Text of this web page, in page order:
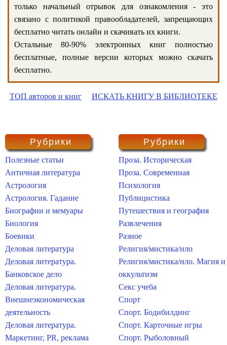
только начальный отрывок для ознакомления - это
связано с политикой правообладателей, запрещающих
бесплатно читать онлайн и скачивать их книги.
Остальные 80-90% электронных книг полностью
бесплатные, полные версии которых можно скачать
бесплатно.
ТОП авторов и книг ИСКАТЬ КНИГУ В БИБЛИОТЕКЕ
Рубрики
Полезные статьи
Античная литература
Астрология
Астрология. Гадание
Биографии и мемуары
Биология
Боевики
Деловая литература
Деловая литература.
Банковское дело
Деловая литература.
Внешнеэкономическая
деятельность
Деловая литература.
Маркетинг, PR, реклама
Рубрики
Проза. Историческая
Проза. Современная
Психология
Публицистика
Путешествия и география
Развлечения
Разное
Религия/мистика/нло
Религия/мистика/нло. Магия и
оккультизм
Секс учеба
Спорт
Спорт. Бодибилдинг
Спорт. Карточные игры
Спорт. Рыболовный